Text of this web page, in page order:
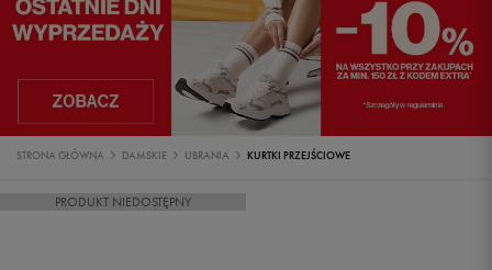
STRONA GŁÓWNA DAMSKIE UBRANIA KURTKI PRZEJŚCIOWE
PRODUKT NIEDOSTĘPNY